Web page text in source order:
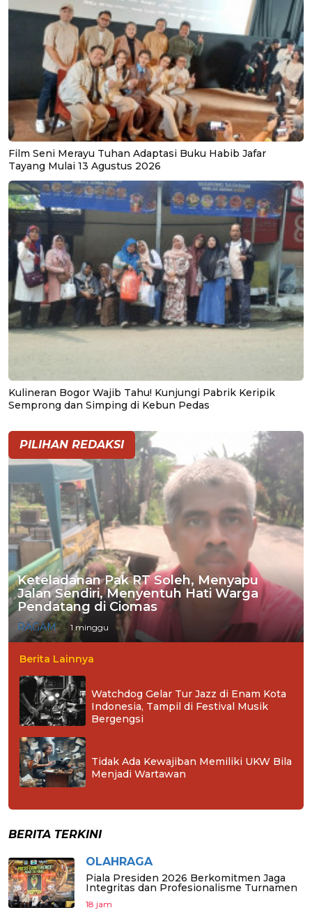
Film Seni Merayu Tuhan Adaptasi Buku Habib Jafar
Tayang Mulai 13 Agustus 2026
Kulineran Bogor Wajib Tahu! Kunjungi Pabrik Keripik
Semprong dan Simping di Kebun Pedas
PILIHAN REDAKSI
Keteladanan Pak RT Soleh, Menyapu
Jalan Sendiri, Menyentuh Hati Warga
Pendatang di Ciomas
RAGAM 1 minggu
Berita Lainnya
Watchdog Gelar Tur Jazz di Enam Kota
Indonesia, Tampil di Festival Musik
Bergengsi
Tidak Ada Kewajiban Memiliki UKW Bila
Menjadi Wartawan
BERITA TERKINI
OLAHRAGA
Piala Presiden 2026 Berkomitmen Jaga
Integritas dan Profesionalisme Turnamen
18 jam